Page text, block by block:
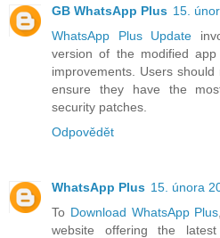
GB WhatsApp Plus 15.
WhatsApp Plus Update
version of the modified
improvements. Users
ensure they have the
security patches.
Odpovědět
WhatsApp Plus 15. února
To Download WhatsApp Plus
website offering the